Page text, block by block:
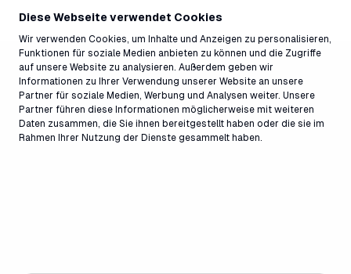
Diese Webseite verwendet Cookies
Wir verwenden Cookies, um Inhalte und Anzeigen zu personalisieren,
Funktionen für soziale Medien anbieten zu können und die Zugriffe
auf unsere Website zu analysieren. Außerdem geben wir
Informationen zu Ihrer Verwendung unserer Website an unsere
Partner für soziale Medien, Werbung und Analysen weiter. Unsere
Partner führen diese Informationen möglicherweise mit weiteren
Daten zusammen, die Sie ihnen bereitgestellt haben oder die sie im
Rahmen Ihrer Nutzung der Dienste gesammelt haben.